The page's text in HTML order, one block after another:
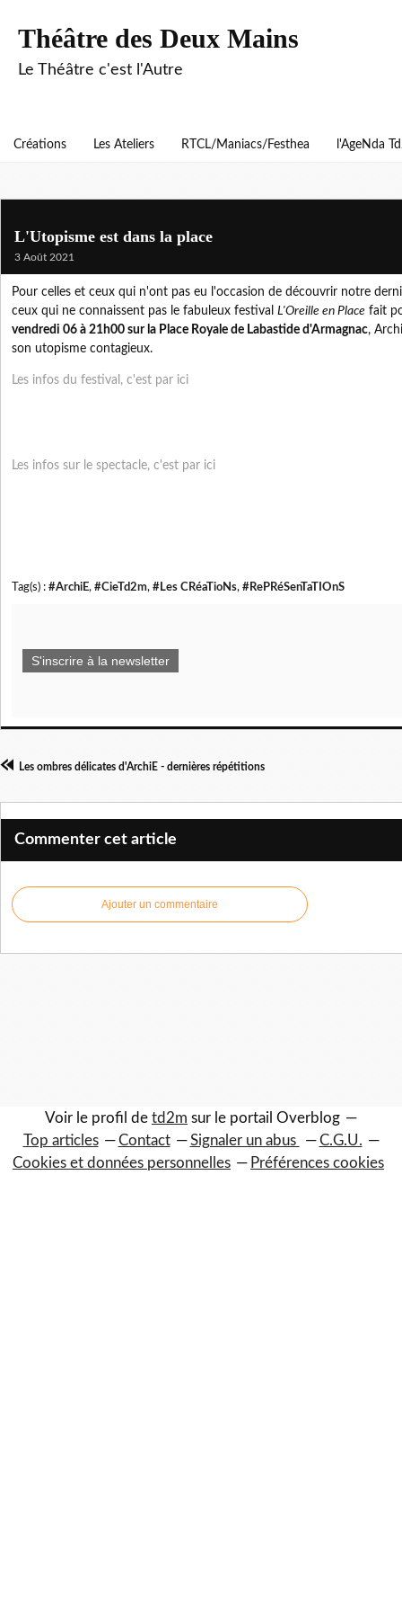
Théâtre des Deux Mains
Le Théâtre c'est l'Autre
Créations Les Ateliers RTCL/Maniacs/Festhea l'AgeNda
L'Utopisme est dans la place
3 Août 2021
Pour celles et ceux qui n'ont pas eu l'occasion de découvrir notre
ceux qui ne connaissent pas le fabuleux festival L'Oreille en Place fait
vendredi 06 à 21h00 sur la Place Royale de Labastide d'Armagnac,
son utopisme contagieux.
Les infos du festival, c'est par ici
Les infos sur le spectacle, c'est par ici
Tag(s) : #ArchiE, #CieTd2m, #Les CRéaTioNs, #RePRéSenTaTIOnS
S'inscrire à la newsletter
Les ombres délicates d'ArchiE - dernières répétitions
Commenter cet article
Ajouter un commentaire
Voir le profil de td2m sur le portail Overblog
Top articles
Contact Signaler un abus
C.G.U.
Cookies et données personnelles
Préférences cookies